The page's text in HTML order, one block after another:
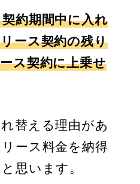
約期間中に入れ
ース契約の残り
ス契約に上乗せ
替える理由があ
ース料金を納得
思います。